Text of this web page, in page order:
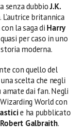
senza dubbioJ.K.
. L’autrice britannica
la saga di Harry
per caso in uno
moderna.
con quello del
una scelta che negli
dai fan. Negli
World con
e ha pubblicato
Robert Galbraith.